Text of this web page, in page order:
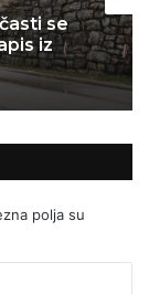
se
iz
polja su